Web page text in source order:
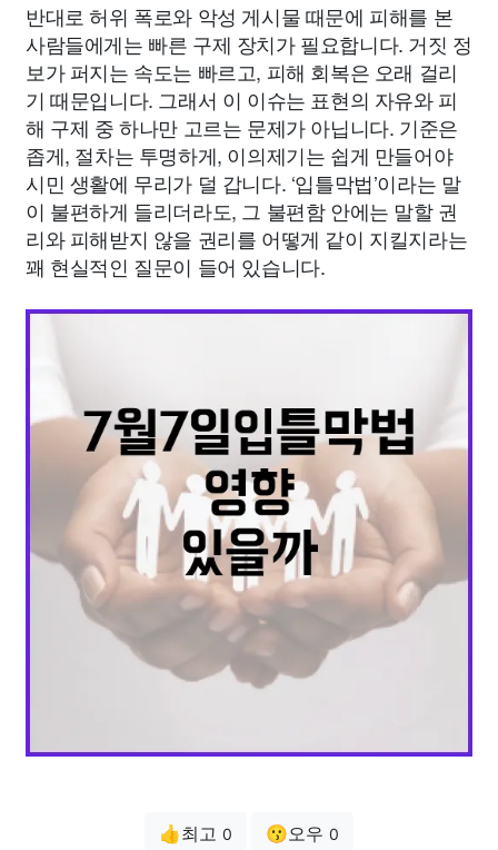
반대로 허위 폭로와 악성 게시물 때문에 피해를 본
사람들에게는 빠른 구제 장치가 필요합니다. 거짓 정
보가 퍼지는 속도는 빠르고, 피해 회복은 오래 걸리
기 때문입니다. 그래서 이 이슈는 표현의 자유와 피
해 구제 중 하나만 고르는 문제가 아닙니다. 기준은
좁게, 절차는 투명하게, 이의제기는 쉽게 만들어야
시민 생활에 무리가 덜 갑니다. ‘입틀막법’이라는 말
이 불편하게 들리더라도, 그 불편함 안에는 말할 권
리와 피해받지 않을 권리를 어떻게 같이 지킬지라는
꽤 현실적인 질문이 들어 있습니다.
👍최고 0 😗오우 0